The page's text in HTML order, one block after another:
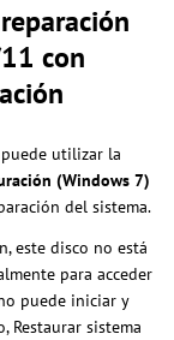
con
utilizar la
(Windows 7)
del sistema.
este disco no está
para acceder
puede iniciar y
Restaurar sistema